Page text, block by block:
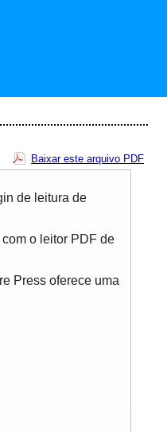
Baixar este arquivo PDF
de leitura de
o leitor PDF de
Press oferece uma